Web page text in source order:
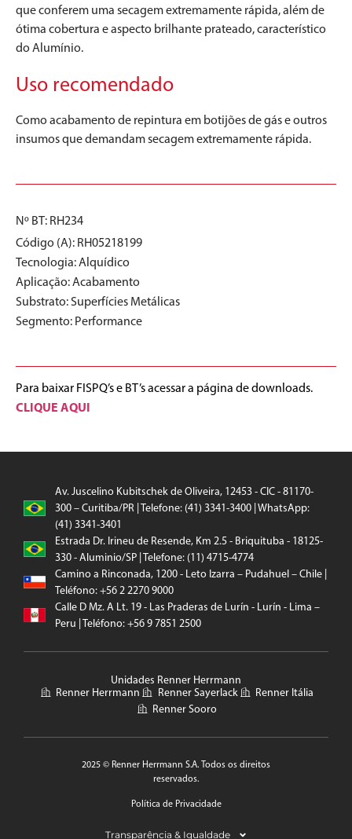
que conferem uma secagem extremamente rápida, além de
ótima cobertura e aspecto brilhante prateado, característico
do Alumínio.
Uso recomendado
Como acabamento de repintura em botijões de gás e outros
insumos que demandam secagem extremamente rápida.
Nº BT: RH234
Código (A): RH05218199
Tecnologia:Alquídico
Aplicação:Acabamento
Substrato:Superfícies Metálicas
Segmento: Performance
Para baixar FISPQ’s e BT’s acessar a página de downloads.
CLIQUE AQUI
Av. Juscelino Kubitschek de Oliveira, 12453 - CIC - 81170-
300 – Curitiba/PR | Telefone: (41) 3341-3400 | WhatsApp:
(41) 3341-3401
Estrada Dr. Irineu de Resende, Km 2.5 - Briquituba - 18125-
330 - Aluminio/SP | Telefone: (11) 4715-4774
Camino a Rinconada, 1200 - Leto Izarra – Pudahuel – Chile |
Teléfono: +56 2 2270 9000
Calle D Mz. A Lt. 19 - Las Praderas de Lurín - Lurín - Lima –
Peru | Teléfono: +56 9 7851 2500
Unidades Renner Herrmann
Renner Herrmann
Renner Sayerlack
Renner Itália
Renner Sooro
2025 © Renner Herrmann S.A. Todos os direitos
reservados.
Política de Privacidade
Transparência & Igualdade